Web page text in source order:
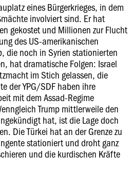
eines Bürgerkrieges, in dem
involviert sind. Er hat
gekostet und Millionen zur Flucht
des US-amerikanischen
die noch in Syrien stationierten
hat dramatische Folgen: Israel
im Stich gelassen, die
der YPG/SDF haben ihre
mit dem Assad-Regime
Trump mittlerweile den
hat, ist die Lage doch
Die Türkei hat an der Grenze zu
stationiert und droht ganz
und die kurdischen Kräfte